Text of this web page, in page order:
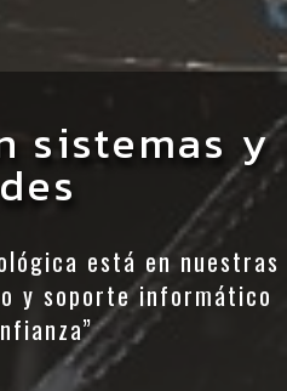
sistemas y
está en nuestras
y soporte informático